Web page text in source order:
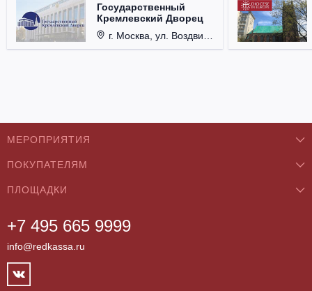
Государственный
Кремлевский Дворец
г. Москва, ул. Воздвиженка, д. 1, Кремль.
+7 495 665 9999
info@redkassa.ru
МЕРОПРИЯТИЯ
Концерты
Классика
Театры
Фестивали
Спорт
ПОКУПАТЕЛЯМ
О нас
Как купить
Возврат билетов
Контакты
ПЛОЩАДКИ
Бар/Ресторан/Кафе
Клуб
Концертный зал